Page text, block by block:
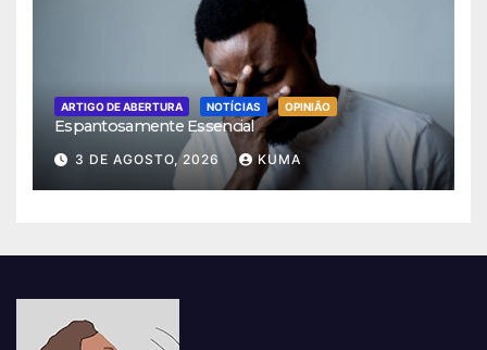
ARTIGO DE ABERTURA NOTÍCIAS OPINIÃO
Espantosamente Essencial
3 DE AGOSTO, 2026 KUMA